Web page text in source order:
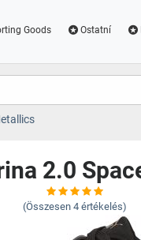
Goods Ostatní
2.0
(Összesen 4 értékelés)